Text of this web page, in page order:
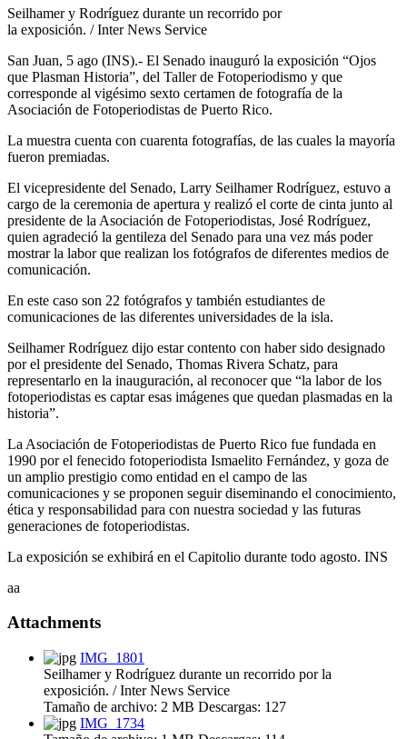
Seilhamer y Rodríguez durante un recorrido por
la exposición. / Inter News Service
San Juan, 5 ago (INS).- El Senado inauguró la exposición “Ojos
que Plasman Historia”, del Taller de Fotoperiodismo y que
corresponde al vigésimo sexto certamen de fotografía de la
Asociación de Fotoperiodistas de Puerto Rico.
La muestra cuenta con cuarenta fotografías, de las cuales la mayoría
fueron premiadas.
El vicepresidente del Senado, Larry Seilhamer Rodríguez, estuvo a
cargo de la ceremonia de apertura y realizó el corte de cinta junto al
presidente de la Asociación de Fotoperiodistas, José Rodríguez,
quien agradeció la gentileza del Senado para una vez más poder
mostrar la labor que realizan los fotógrafos de diferentes medios de
comunicación.
En este caso son 22 fotógrafos y también estudiantes de
comunicaciones de las diferentes universidades de la isla.
Seilhamer Rodríguez dijo estar contento con haber sido designado
por el presidente del Senado, Thomas Rivera Schatz, para
representarlo en la inauguración, al reconocer que “la labor de los
fotoperiodistas es captar esas imágenes que quedan plasmadas en la
historia”.
La Asociación de Fotoperiodistas de Puerto Rico fue fundada en
1990 por el fenecido fotoperiodista Ismaelito Fernández, y goza de
un amplio prestigio como entidad en el campo de las
comunicaciones y se proponen seguir diseminando el conocimiento,
ética y responsabilidad para con nuestra sociedad y las futuras
generaciones de fotoperiodistas.
La exposición se exhibirá en el Capitolio durante todo agosto. INS
aa
Attachments
IMG_1801
Seilhamer y Rodríguez durante un recorrido por la
exposición. / Inter News Service
Tamaño de archivo: 2 MB Descargas: 127
IMG_1734